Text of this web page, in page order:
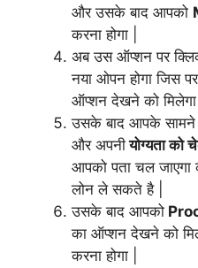
और उसके बाद आपको
करना होगा |
अब उस ऑप्शन पर
नया ओपन होगा जिस
ऑप्शन देखने को मिलेगा |
उसके बाद आपके सामने
और अपनीयोग्यता को
आपको पता चल
लोन ले सकते है |
उसके बाद आपको
का ऑप्शन देखने को
करना होगा |